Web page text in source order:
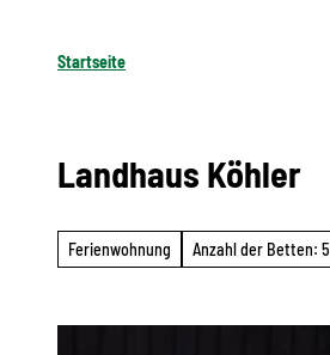
Startseite
Landhaus Köhler
Ferienwohnung Anzahl der Betten: 5